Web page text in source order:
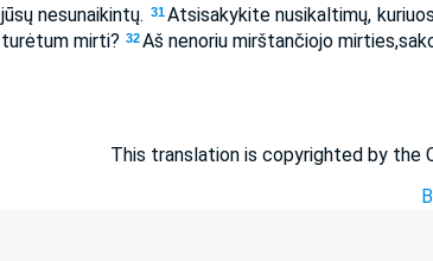
jūsų nesunaikintų. 31Atsisakykite nusikaltimų,
turėtum mirti? 32 Aš nenoriu mirštančiojo
This translation is copyrighted by the